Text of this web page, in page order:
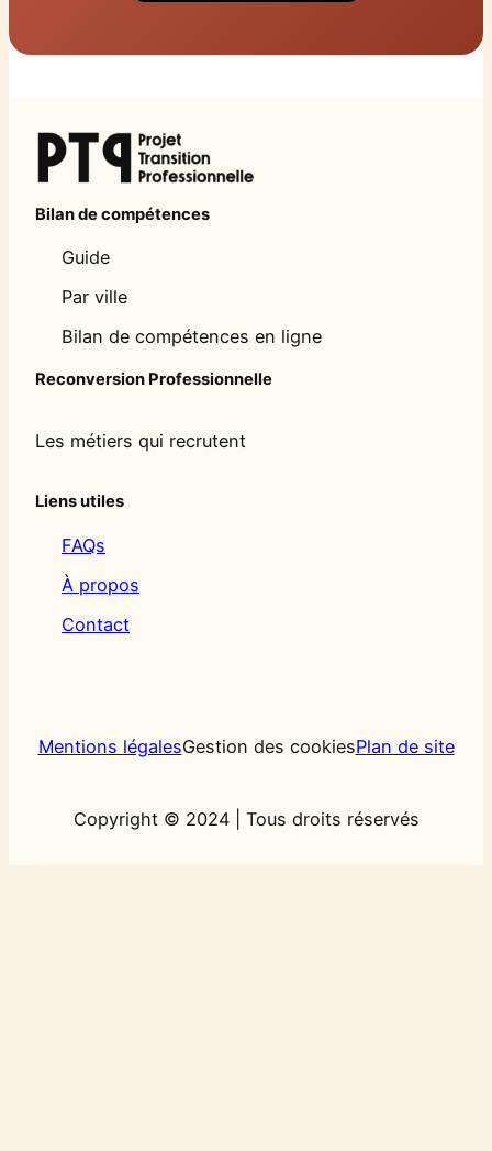
Bilan de compétences
Guide
Par ville
Bilan de compétences en ligne
Reconversion Professionnelle
Les métiers qui recrutent
Liens utiles
FAQs
À propos
Contact
Mentions légalesGestion des cookiesPlan de site
Copyright © 2024 | Tous droits réservés